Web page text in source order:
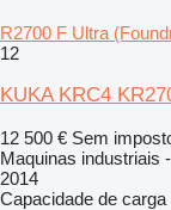
R2700 F Ultra
12
KUKA KRC4
12 500 € Sem
Maquinas industriais
2014
Capacidade de carga